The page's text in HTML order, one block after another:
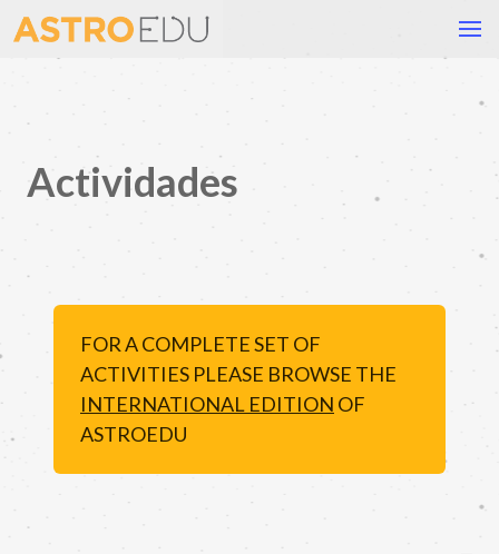
Actividades
FOR A COMPLETE SET OF
ACTIVITIES PLEASE BROWSE THE
INTERNATIONAL EDITION OF
ASTROEDU